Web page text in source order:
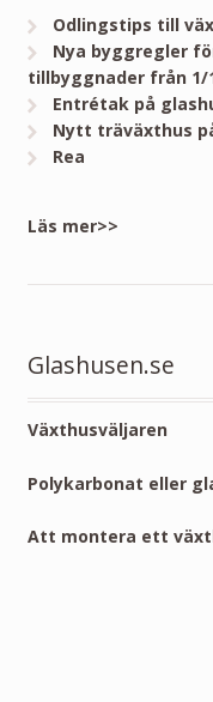
Odlingstips till
Nya byggregler
tillbyggnader från 1/
Entrétak på
Nytt träväxthus
Rea
Läs mer>>
Glashusen.se
Växthusväljaren
Polykarbonat eller
Att montera ett